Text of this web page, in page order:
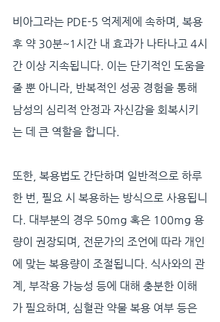
비아그라는 PDE-5 억제제에 속하며, 복용
후 약 30분~1시간 내 효과가 나타나고 4시
간 이상 지속됩니다. 이는 단기적인 도움을
줄 뿐 아니라, 반복적인 성공 경험을 통해
남성의 심리적 안정과 자신감을 회복시키
는 데 큰 역할을 합니다.
또한, 복용법도 간단하며 일반적으로 하루
한 번, 필요 시 복용하는 방식으로 사용됩니
다. 대부분의 경우 50mg 혹은 100mg 용
량이 권장되며, 전문가의 조언에 따라 개인
에 맞는 복용량이 조절됩니다. 식사와의 관
계, 부작용 가능성 등에 대해 충분한 이해
가 필요하며, 심혈관 약물 복용 여부 등은